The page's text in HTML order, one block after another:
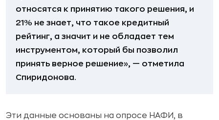
относятся к принятию такого решения, и
21% не знает, что такое кредитный
рейтинг, а значит и не обладает тем
инструментом, который бы позволил
принять верное решение», — отметила
Спиридонова.
Эти данные основаны на опросе НАФИ, в